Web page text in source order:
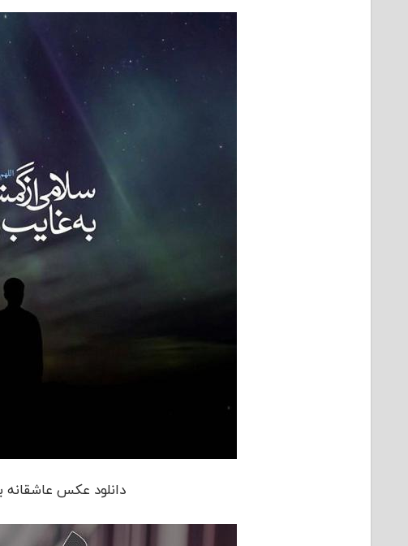
دانلود عکس عاشقانه